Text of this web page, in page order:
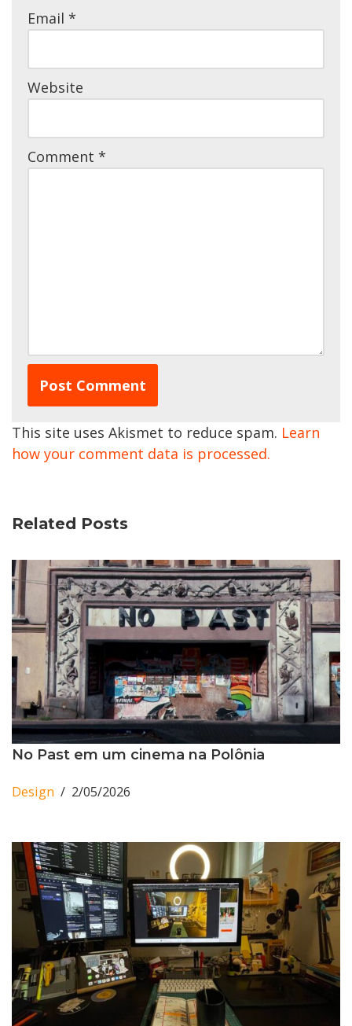
Email *
Website
Comment *
This site uses Akismet to reduce spam. Learn
how your comment data is processed.
Related Posts
No Past em um cinema na Polônia
Design 2/05/2026